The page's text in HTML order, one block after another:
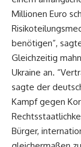
Millionen Euro
benötigen”,
Gleichzeitig
Ukraine an.
sagte der
Kampf gegen
Bürger,